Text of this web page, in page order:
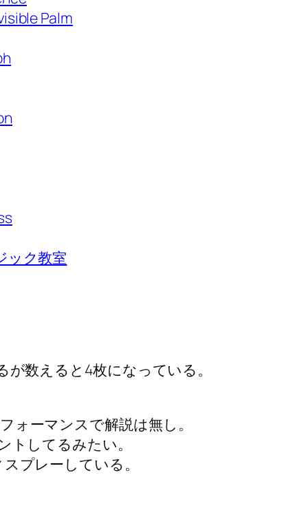
Palm
ック教室
数えると4枚になっている。
ォーマンスで解説は無し。
トしてるみたい。
プレーしている。